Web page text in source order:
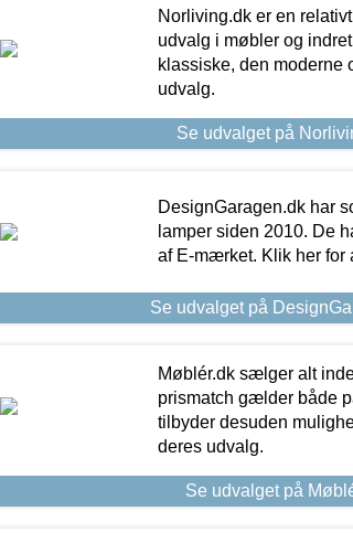
Norliving.dk er en
udvalg i møbler og
klassiske, den moderne
udvalg.
Se udvalget på
DesignGaragen.dk har
lamper siden 2010. De
af E-mærket. Klik her for
Se udvalget på
Møblér.dk sælger alt
prismatch gælder både
tilbyder desuden
deres udvalg.
Se udvalget på